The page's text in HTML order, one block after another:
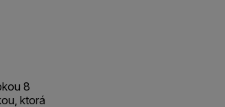
8
ktorá